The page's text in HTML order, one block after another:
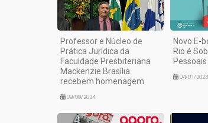
Professor e Núcleo de
Prática Jurídica da
Faculdade Presbiteriana
Mackenzie Brasília
recebem homenagem
09/08/2024
Novo E-
Rio é
Pessoais
04/01/2023